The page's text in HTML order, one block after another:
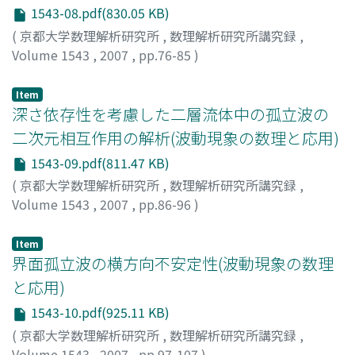
1543-08.pdf(830.05 KB)
( 京都大学数理解析研究所 , 数理解析研究所講究録 ,
Volume 1543 , 2007 , pp.76-85 )
Item
深さ依存性を考慮した二層流体中の孤立波の
二次元相互作用の解析(波動現象の数理と応用)
1543-09.pdf(811.47 KB)
( 京都大学数理解析研究所 , 数理解析研究所講究録 ,
Volume 1543 , 2007 , pp.86-96 )
Masayuki
Item
界面孤立波の横方向不安定性(波動現象の数理
と応用)
1543-10.pdf(925.11 KB)
( 京都大学数理解析研究所 , 数理解析研究所講究録 ,